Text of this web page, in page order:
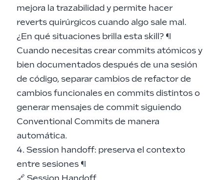
mejora la trazabilidad y permite hacer
reverts quirúrgicos cuando algo sale mal.
¿En qué situaciones brilla esta skill? ¶
Cuando necesitas crear commits atómicos y
bien documentados después de una sesión
de código, separar cambios de refactor de
cambios funcionales en commits distintos o
generar mensajes de commit siguiendo
Conventional Commits de manera
automática.
4. Session handoff: preserva el contexto
entre sesiones ¶